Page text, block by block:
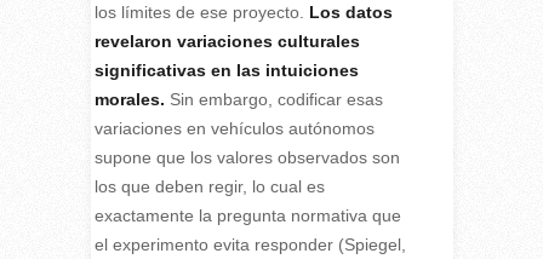
los límites de ese proyecto. Los datos
revelaron variaciones culturales
significativas en las intuiciones
morales. Sin embargo, codificar esas
variaciones en vehículos autónomos
supone que los valores observados son
los que deben regir, lo cual es
exactamente la pregunta normativa que
el experimento evita responder (Spiegel,